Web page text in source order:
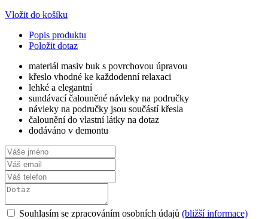
Vložit do košíku
Popis produktu
Položit dotaz
materiál masiv buk s povrchovou úpravou
křeslo vhodné ke každodenní relaxaci
lehké a elegantní
sundávací čalouněné návleky na područky
návleky na područky jsou součástí křesla
čalounění do vlastní látky na dotaz
dodáváno v demontu
Souhlasím se zpracováním osobních údajů (bližší informace)